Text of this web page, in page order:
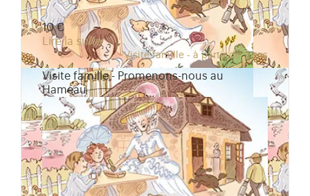
10 €
Lire la suite
Visite famille - à partir de 3 ans
Visite famille - Promenons-nous au
Hameau